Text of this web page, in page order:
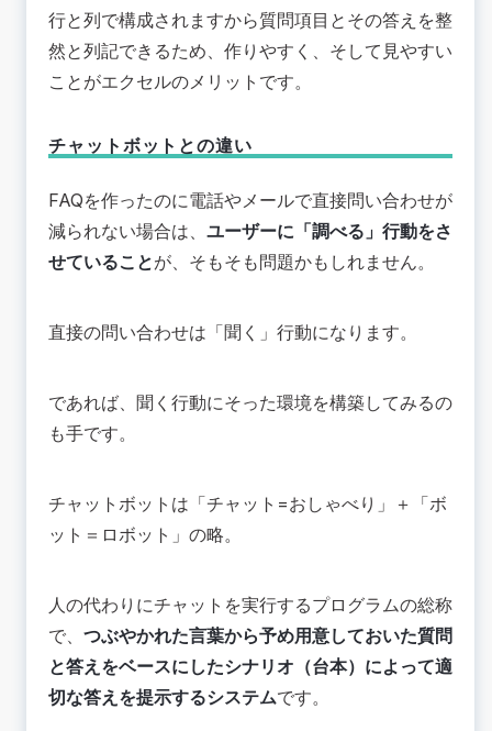
行と列で構成されますから質問項目とその答えを整
然と列記できるため、作りやすく、そして見やすい
ことがエクセルのメリットです。
チャットボットとの違い
FAQを作ったのに電話やメールで直接問い合わせが
減られない場合は、 ユーザーに「調べる」行動をさ
せていることが、そもそも問題かもしれません。
直接の問い合わせは「聞く」行動になります。
であれば、聞く行動にそった環境を構築してみるの
も手です。
チャットボットは「チャット=おしゃべり」＋「ボ
ット＝ロボット」の略。
人の代わりにチャットを実行するプログラムの総称
で、 つぶやかれた言葉から予め用意しておいた質問
と答えをベースにしたシナリオ（台本）によって適
切な答えを提示するシステムです。